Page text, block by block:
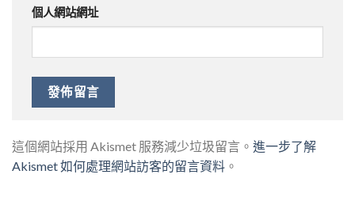
個人網站網址
這個網站採用 Akismet 服務減少垃圾留言。 進一步了解
Akismet 如何處理網站訪客的留言資料 。